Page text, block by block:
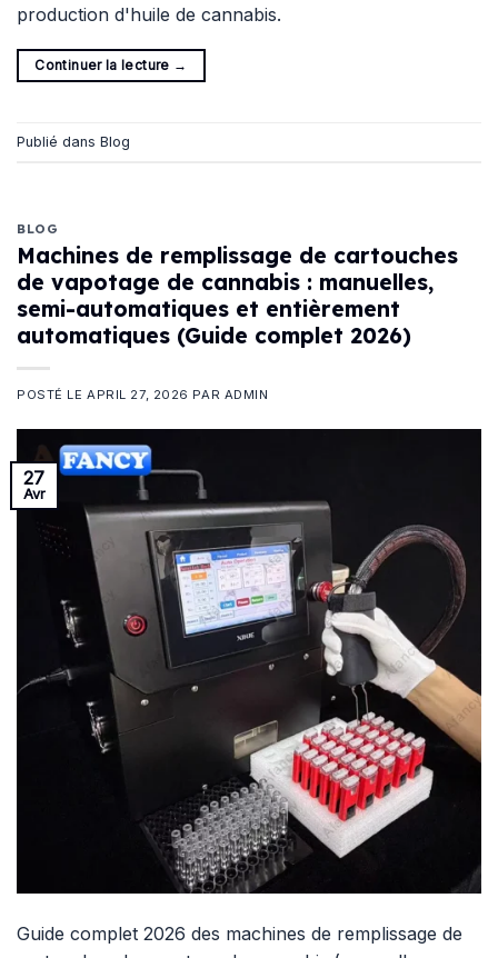
production d'huile de cannabis.
Continuer la lecture →
Publié dans Blog
BLOG
Machines de remplissage de cartouches
de vapotage de cannabis : manuelles,
semi-automatiques et entièrement
automatiques (Guide complet 2026)
POSTÉ LEAPRIL 27, 2026 PAR ADMIN
27
Avr
Guide complet 2026 des machines de remplissage de